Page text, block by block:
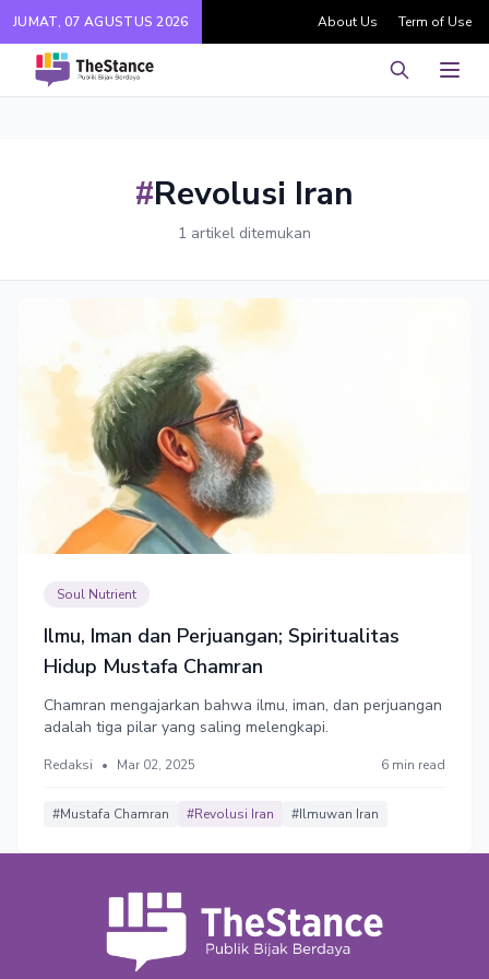
JUMAT, 07 AGUSTUS 2026 About Us Term of Use
Pencarian
#Revolusi Iran
1 artikel ditemukan
Soul Nutrient
Ilmu, Iman dan Perjuangan; Spiritualitas
Hidup Mustafa Chamran
Chamran mengajarkan bahwa ilmu, iman, dan perjuangan
adalah tiga pilar yang saling melengkapi.
Redaksi • Mar 02, 2025 6 min read
#Mustafa Chamran #Revolusi Iran #Ilmuwan Iran